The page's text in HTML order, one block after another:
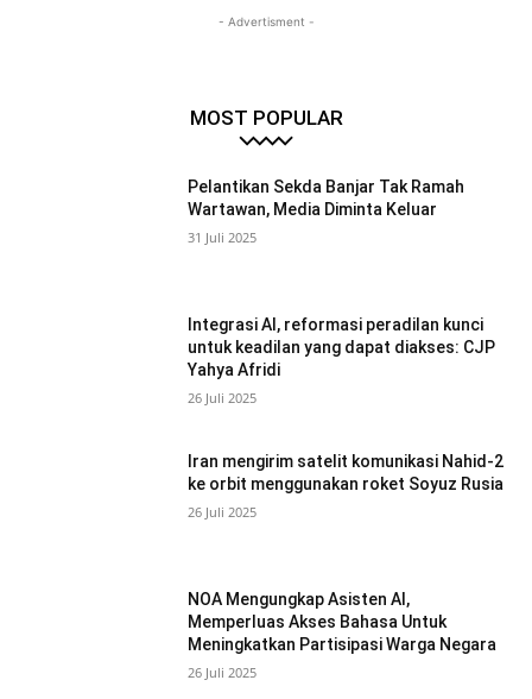
- Advertisment -
MOST POPULAR
Pelantikan Sekda Banjar Tak Ramah
Wartawan, Media Diminta Keluar
31 Juli 2025
Integrasi AI, reformasi peradilan kunci
untuk keadilan yang dapat diakses: CJP
Yahya Afridi
26 Juli 2025
Iran mengirim satelit komunikasi Nahid-2
ke orbit menggunakan roket Soyuz Rusia
26 Juli 2025
NOA Mengungkap Asisten AI,
Memperluas Akses Bahasa Untuk
Meningkatkan Partisipasi Warga Negara
26 Juli 2025